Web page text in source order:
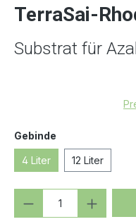
TerraSai-
Substrat für
Gebinde
4 Liter 12 Liter
Produkt